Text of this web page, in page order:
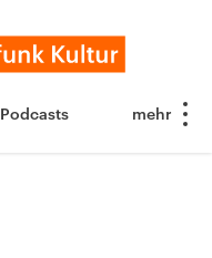
Podcasts